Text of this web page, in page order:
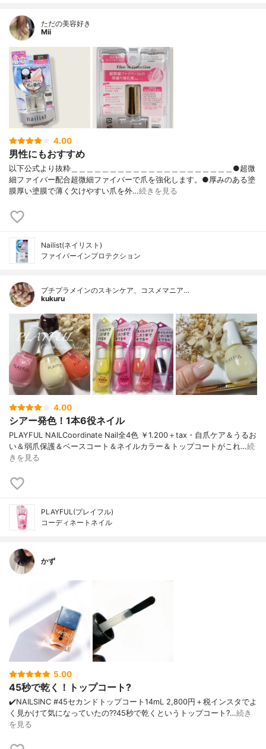
ただの美容好き
Mii
4.00
男性にもおすすめ
以下公式より抜粋＿＿＿＿＿＿＿＿＿＿＿＿＿＿＿＿＿＿＿＿＿●超微
細ファイバー配合超微細ファイバーで爪を強化します。●厚みのある塗
膜厚い塗膜で薄く欠けやすい爪を外…続きを見る
Nailist(ネイリスト)
ファイバーイン​プロテクション
プチプラメインのスキンケア、コスメマニア…
kukuru
4.00
シアー発色！1本6役ネイル
PLAYFUL NAILCoordinate Nail全4色 ￥1.200＋tax・自爪ケア＆うるお
い＆弱爪保護＆ベースコート＆ネイルカラー＆トップコートがこれ…続
きを見る
PLAYFUL(プレイフル)
コーディネートネイル
かず
5.00
45秒で乾く！トップコート?
✔️NAILSINC #45セカンドトップコート 14mL 2,800円＋税 インスタでよ
く見かけて気になっていたの?? 45秒で乾くというトップコート? …続き
を見る